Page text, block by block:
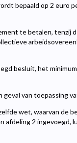
bepaald op 2 euro
te betalen, tenzij
besluit, het
van toepassing
wet, waarvan de
afdeling 2 ingevoegd,